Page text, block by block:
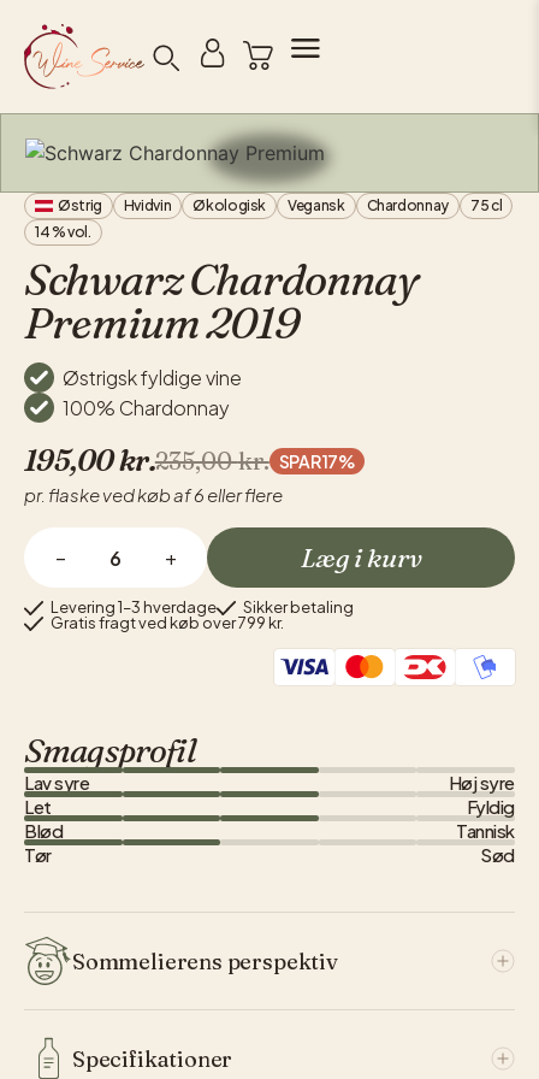
Søg
Østrig Hvidvin Økologisk Vegansk Chardonnay
75 cl
14 % vol.
Schwarz Chardonnay
Premium 2019
Østrigsk fyldige vine
100% Chardonnay
195,00kr.235,00kr. SPAR 17%
pr. flaske ved køb af 6 eller flere
− + Læg i kurv
Levering 1–3 hverdage
Sikker betaling
Gratis fragt ved køb over 799 kr.
Smagsprofil
Lav syre
Høj syre
Let
Fyldig
Blød
Tannisk
Tør
Sød
Sommelierens perspektiv
Østrig, – nærmere byen Salzburg, hvor de smukke barok
Specifikationer